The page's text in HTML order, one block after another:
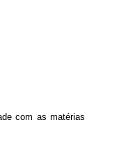
com as matérias